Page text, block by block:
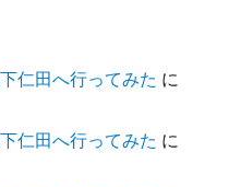
仁田へ行ってみた に
仁田へ行ってみた に